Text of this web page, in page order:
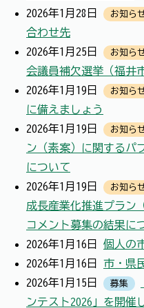
2026年1月28日
お知ら
合わせ先
2026年1月25日
お知ら
会議員補欠選挙（福井
2026年1月19日
お知ら
に備えましょう
2026年1月19日
お知ら
ン（素案）に関するパ
について
2026年1月19日
お知ら
成長産業化推進プラン
コメント募集の結果に
2026年1月16日
個人の
2026年1月16日
市・県
2026年1月15日
募集
ンテスト2026」を開催